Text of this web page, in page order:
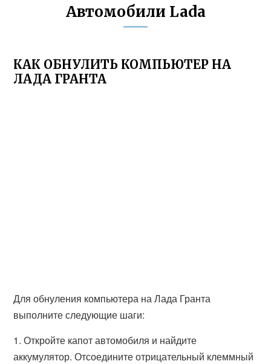
Автомобили Lada
КАК ОБНУЛИТЬ КОМПЬЮТЕР НА
ЛАДА ГРАНТА
Для обнуления компьютера на Лада Гранта
выполните следующие шаги:
1. Откройте капот автомобиля и найдите
аккумулятор. Отсоедините отрицательный клеммный